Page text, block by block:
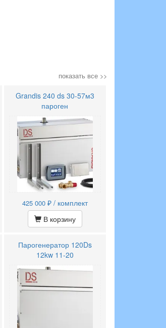
показать все >>
Grandis 240 ds 30-57м3
пароген
425 000₽ / комплект
В корзину
Парогенератор 120Ds
12kw 11-20